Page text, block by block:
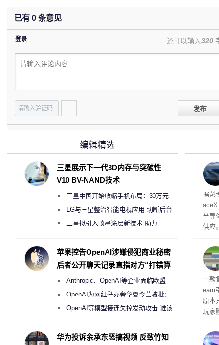
已有 0 条意见
登录 还可以输入320
发布
电
据彭
aceX
半导
供应
开
取“
的
全
一款
eam
原本
玩家
入
编辑精选
三星展示下一代3D内存与突破性
V10 BV-NAND技术
三星中国开始收缩手机布局：30万元
月销售额不达标门店 将被逐步清退
LG与三星整治智能电视应用 切断后台
偷偷共享带宽的违规行为
三星拟引入喷墨涂层新技术 助力
度
苹果控告OpenAI涉嫌侵犯商业秘密
后者公开聊天记录直指对方“打错算
Anthropic、OpenAI等企业面临欧盟
《人工智能法案》全新执法权限审查
OpenAI为网红举办奢华夏令营被批：
2000美元一晚 遭讽“反乌托邦”
OpenAI等模型接连失控发动攻击 谁该
华为投诉余承东恶搞视频 反致竹知